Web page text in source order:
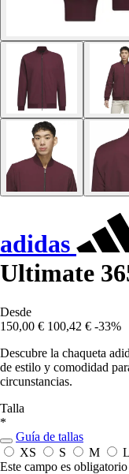
adidas
Ultimate
Desde
150,00 € 100,42 € -33%
Descubre la chaqueta
de estilo y comodidad
circunstancias.
Talla
*
Guía de tallas
XS
S M L
Este campo es obligatorio